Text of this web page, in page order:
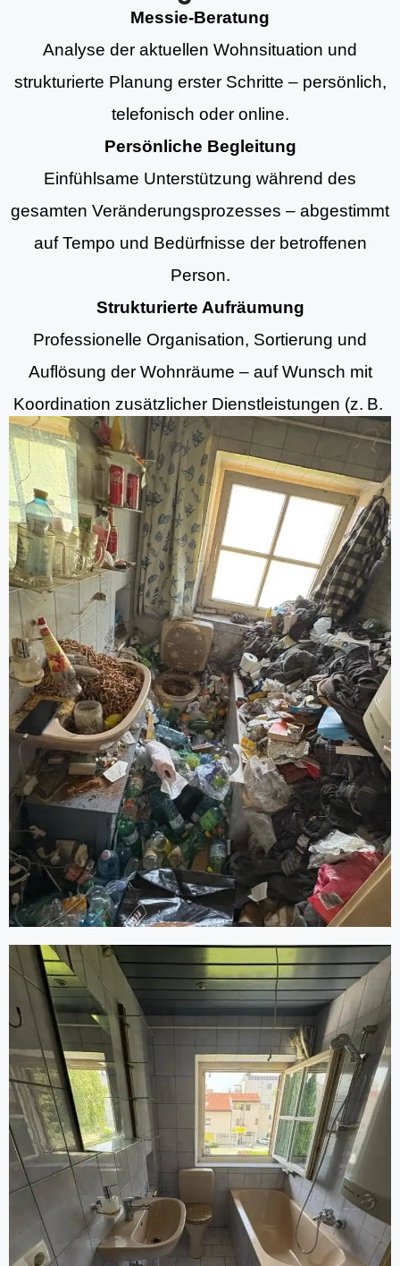
Messie-Beratung
Analyse der aktuellen Wohnsituation und
strukturierte Planung erster Schritte – persönlich,
telefonisch oder online.
Persönliche Begleitung
Einfühlsame Unterstützung während des
gesamten Veränderungsprozesses – abgestimmt
auf Tempo und Bedürfnisse der betroffenen
Person.
Strukturierte Aufräumung
Professionelle Organisation, Sortierung und
Auflösung der Wohnräume – auf Wunsch mit
Koordination zusätzlicher Dienstleistungen (z. B.
Aufräumung, Entrümpelungsdiensten und
Grundreinigung).